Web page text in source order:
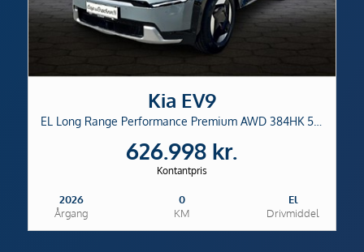
Kia EV9
EL Long Range Performance Premium AWD 384HK 5d Aut.
626.998 kr.
Kontantpris
2026
Årgang
0
KM
El
Drivmiddel